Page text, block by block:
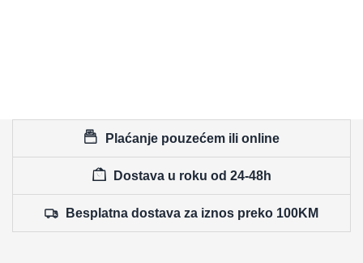
Plaćanje pouzećem ili online
Dostava u roku od 24-48h
Besplatna dostava za iznos preko 100KM